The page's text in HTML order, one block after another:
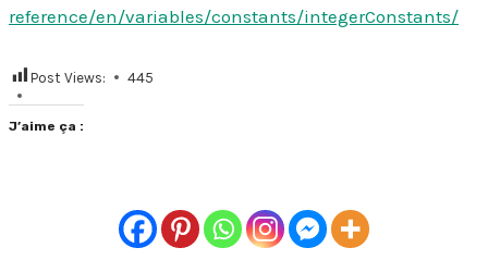
reference/en/variables/constants/integerConstants/
Post Views: 445
J’aime ça :